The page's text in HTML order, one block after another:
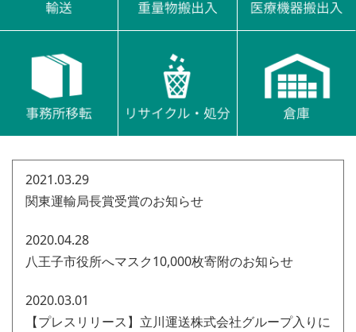
News
2021.03.29
関東運輸局長賞受賞のお知らせ
2020.04.28
八王子市役所へマスク10,000枚寄附のお知らせ
2020.03.01
【プレスリリース】立川運送株式会社グループ入りに